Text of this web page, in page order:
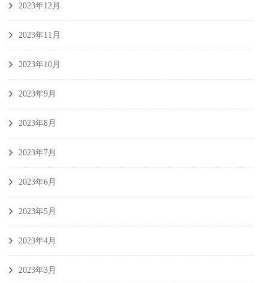
2023年12月
2023年11月
2023年10月
2023年9月
2023年8月
2023年7月
2023年6月
2023年5月
2023年4月
2023年3月